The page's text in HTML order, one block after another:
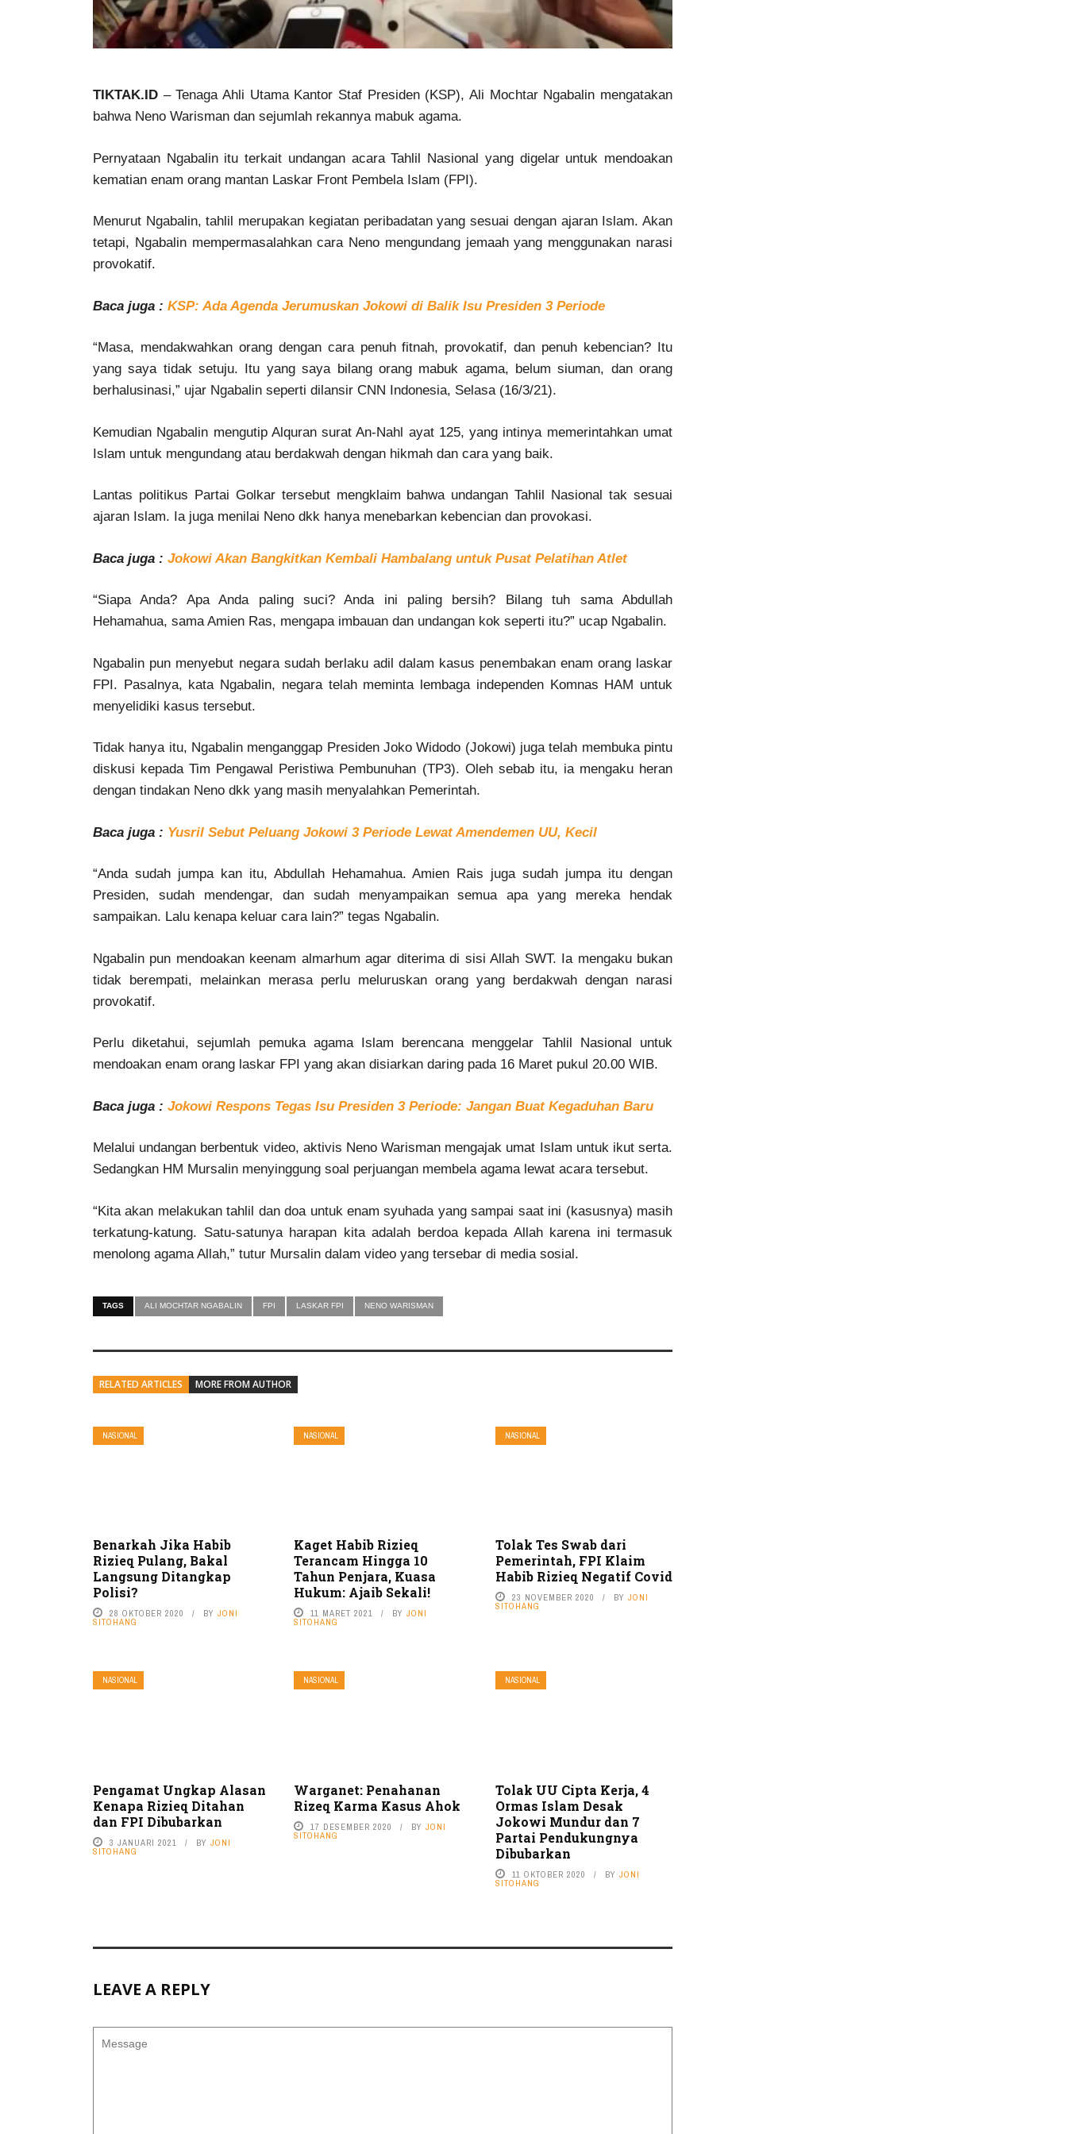
TIKTAK.ID – Tenaga Ahli Utama Kantor Staf Presiden (KSP), Ali Mochtar Ngabalin mengatakan
bahwa Neno Warisman dan sejumlah rekannya mabuk agama.
Pernyataan Ngabalin itu terkait undangan acara Tahlil Nasional yang digelar untuk mendoakan
kematian enam orang mantan Laskar Front Pembela Islam (FPI).
Menurut Ngabalin, tahlil merupakan kegiatan peribadatan yang sesuai dengan ajaran Islam. Akan
tetapi, Ngabalin mempermasalahkan cara Neno mengundang jemaah yang menggunakan narasi
provokatif.
Baca juga : KSP: Ada Agenda Jerumuskan Jokowi di Balik Isu Presiden 3 Periode
“Masa, mendakwahkan orang dengan cara penuh fitnah, provokatif, dan penuh kebencian? Itu
yang saya tidak setuju. Itu yang saya bilang orang mabuk agama, belum siuman, dan orang
berhalusinasi,” ujar Ngabalin seperti dilansir CNN Indonesia, Selasa (16/3/21).
Kemudian Ngabalin mengutip Alquran surat An-Nahl ayat 125, yang intinya memerintahkan umat
Islam untuk mengundang atau berdakwah dengan hikmah dan cara yang baik.
Lantas politikus Partai Golkar tersebut mengklaim bahwa undangan Tahlil Nasional tak sesuai
ajaran Islam. Ia juga menilai Neno dkk hanya menebarkan kebencian dan provokasi.
Baca juga : Jokowi Akan Bangkitkan Kembali Hambalang untuk Pusat Pelatihan Atlet
“Siapa Anda? Apa Anda paling suci? Anda ini paling bersih? Bilang tuh sama Abdullah
Hehamahua, sama Amien Ras, mengapa imbauan dan undangan kok seperti itu?” ucap Ngabalin.
Ngabalin pun menyebut negara sudah berlaku adil dalam kasus penembakan enam orang laskar
FPI. Pasalnya, kata Ngabalin, negara telah meminta lembaga independen Komnas HAM untuk
menyelidiki kasus tersebut.
Tidak hanya itu, Ngabalin menganggap Presiden Joko Widodo (Jokowi) juga telah membuka pintu
diskusi kepada Tim Pengawal Peristiwa Pembunuhan (TP3). Oleh sebab itu, ia mengaku heran
dengan tindakan Neno dkk yang masih menyalahkan Pemerintah.
Baca juga : Yusril Sebut Peluang Jokowi 3 Periode Lewat Amendemen UU, Kecil
“Anda sudah jumpa kan itu, Abdullah Hehamahua. Amien Rais juga sudah jumpa itu dengan
Presiden, sudah mendengar, dan sudah menyampaikan semua apa yang mereka hendak
sampaikan. Lalu kenapa keluar cara lain?” tegas Ngabalin.
Ngabalin pun mendoakan keenam almarhum agar diterima di sisi Allah SWT. Ia mengaku bukan
tidak berempati, melainkan merasa perlu meluruskan orang yang berdakwah dengan narasi
provokatif.
Perlu diketahui, sejumlah pemuka agama Islam berencana menggelar Tahlil Nasional untuk
mendoakan enam orang laskar FPI yang akan disiarkan daring pada 16 Maret pukul 20.00 WIB.
Baca juga : Jokowi Respons Tegas Isu Presiden 3 Periode: Jangan Buat Kegaduhan Baru
Melalui undangan berbentuk video, aktivis Neno Warisman mengajak umat Islam untuk ikut serta.
Sedangkan HM Mursalin menyinggung soal perjuangan membela agama lewat acara tersebut.
“Kita akan melakukan tahlil dan doa untuk enam syuhada yang sampai saat ini (kasusnya) masih
terkatung-katung. Satu-satunya harapan kita adalah berdoa kepada Allah karena ini termasuk
menolong agama Allah,” tutur Mursalin dalam video yang tersebar di media sosial.
TAGS ALI MOCHTAR NGABALIN FPI LASKAR FPI NENO WARISMAN
RELATED ARTICLES MORE FROM AUTHOR
NASIONAL
Benarkah Jika Habib
Rizieq Pulang, Bakal
Langsung Ditangkap
Polisi?
28 OKTOBER 2020 BY JONI
SITOHANG
NASIONAL
Kaget Habib Rizieq
Terancam Hingga 10
Tahun Penjara, Kuasa
Hukum: Ajaib Sekali!
11 MARET 2021 BYJONI
SITOHANG
NASIONAL
Tolak Tes Swab dari
Pemerintah, FPI Klaim
Habib Rizieq Negatif Covid
23 NOVEMBER 2020 BY JONI
SITOHANG
NASIONAL
Pengamat Ungkap Alasan
Kenapa Rizieq Ditahan
dan FPI Dibubarkan
3 JANUARI 2021 BY JONI
SITOHANG
NASIONAL
Warganet: Penahanan
Rizeq Karma Kasus Ahok
17 DESEMBER 2020 BYJONI
SITOHANG
NASIONAL
Tolak UU Cipta Kerja, 4
Ormas Islam Desak
Jokowi Mundur dan 7
Partai Pendukungnya
Dibubarkan
11 OKTOBER 2020 BY JONI
SITOHANG
LEAVE A REPLY